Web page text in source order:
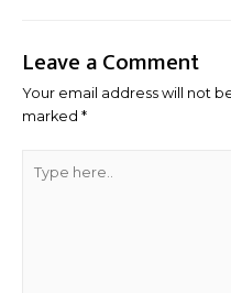
Leave a Comment
Your email address will not
marked *
here..